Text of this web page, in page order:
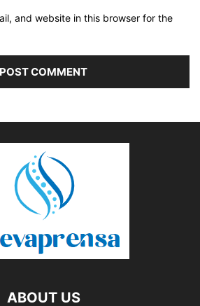
and website in this browser for the
ABOUT US